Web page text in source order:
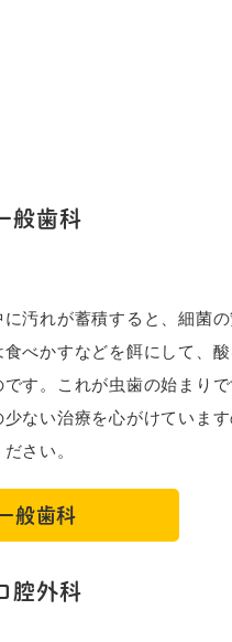
般歯科
汚れが蓄積すると、細菌
べかすなどを餌にして、酸
す。これが虫歯の始まり
ない治療を心がけていま
さい。
般歯科
腔外科